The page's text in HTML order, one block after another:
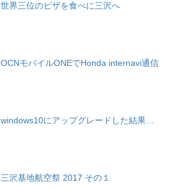
世界三位のピザを食べに三沢へ
OCNモバイルONEでHonda internavi通信
windows10にアップグレードした結果…
三沢基地航空祭 2017 その１